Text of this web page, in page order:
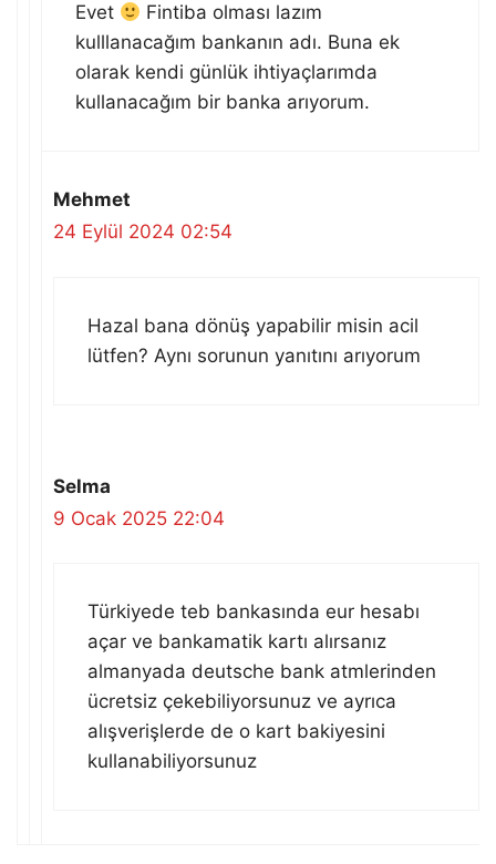
Evet
Fintiba olması lazım
kulllanacağım bankanın adı. Buna ek
olarak kendi günlük ihtiyaçlarımda
kullanacağım bir banka arıyorum.
Mehmet
24 Eylül 2024 02:54
Hazal bana dönüş yapabilir misin acil
lütfen? Aynı sorunun yanıtını arıyorum
Selma
9 Ocak 2025 22:04
Türkiyede teb bankasında eur hesabı
açar ve bankamatik kartı alırsanız
almanyada deutsche bank atmlerinden
ücretsiz çekebiliyorsunuz ve ayrıca
alışverişlerde de o kart bakiyesini
kullanabiliyorsunuz